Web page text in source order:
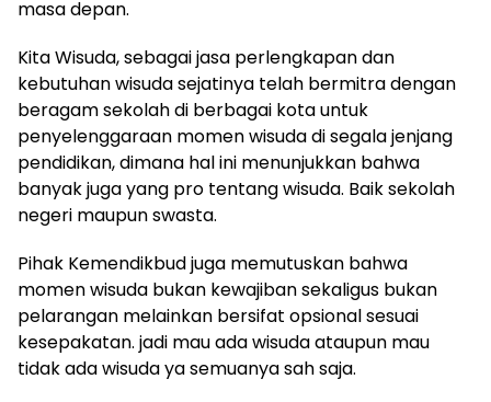
masa depan.
Kita Wisuda, sebagai jasa perlengkapan dan
kebutuhan wisuda sejatinya telah bermitra dengan
beragam sekolah di berbagai kota untuk
penyelenggaraan momen wisuda di segala jenjang
pendidikan, dimana hal ini menunjukkan bahwa
banyak juga yang pro tentang wisuda. Baik sekolah
negeri maupun swasta.
Pihak Kemendikbud juga memutuskan bahwa
momen wisuda bukan kewajiban sekaligus bukan
pelarangan melainkan bersifat opsional sesuai
kesepakatan. jadi mau ada wisuda ataupun mau
tidak ada wisuda ya semuanya sah saja.